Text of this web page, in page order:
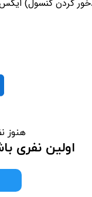
ها بصورت کامل و به همراه برد و
هنوز
اولین نفری